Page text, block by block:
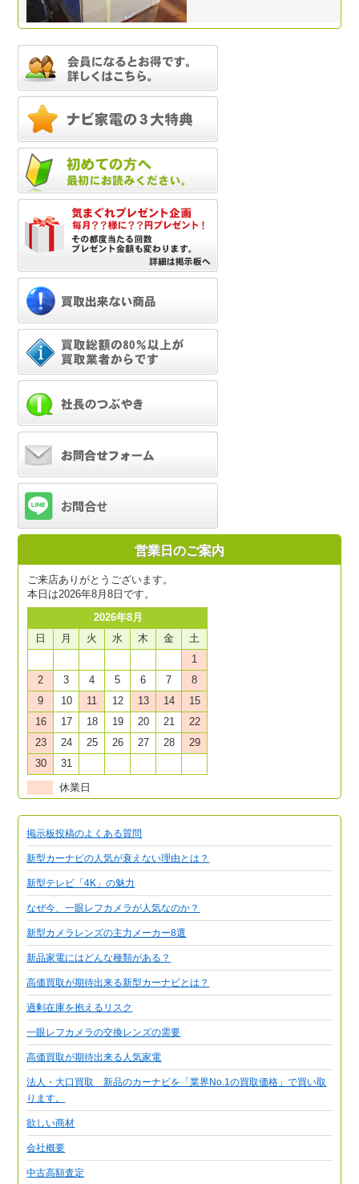
営業日のご案内
ご来店ありがとうございます。
本日は2026年8月8日です。
2026年8月
日
月 火 水 木 金
土
1
2
3 4 5 6 7
8
9
10 11 12 13 14
15
16
17 18 19 20 21
22
23
24 25 26 27 28
29
30
31
休業日
掲示板投稿のよくある質問
新型カーナビの人気が衰えない理由とは？
新型テレビ「4K」の魅力
なぜ今、一眼レフカメラが人気なのか？
新型カメラレンズの主力メーカー8選
新品家電にはどんな種類がある？
高価買取が期待出来る新型カーナビとは？
過剰在庫を抱えるリスク
一眼レフカメラの交換レンズの需要
高価買取が期待出来る人気家電
法人・大口買取 新品のカーナビを「業界No.1の買取価格」で買い取
ります。
欲しい商材
会社概要
中古高額査定